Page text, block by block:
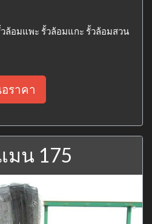
ล้อมแพะ รั้วล้อมแกะ รั้วล้อมสวน
ราคา
มน 175